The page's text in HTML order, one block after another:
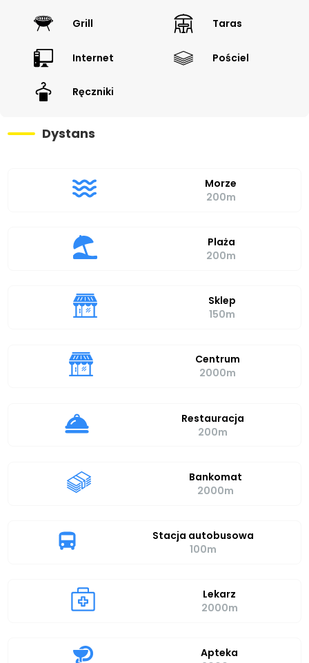
Grill Taras
Internet Pościel
Ręczniki
Dystans
Morze
200m
Plaża
200m
Sklep
150m
Centrum
2000m
Restauracja
200m
Bankomat
2000m
Stacja autobusowa
100m
Lekarz
2000m
Apteka